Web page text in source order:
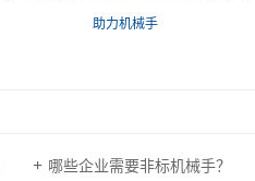
助力机械手
哪些企业需要非标机械手？